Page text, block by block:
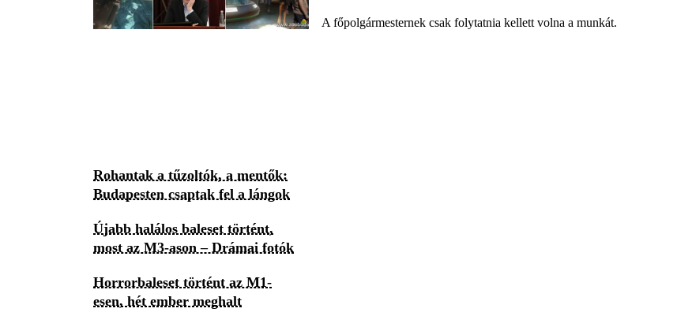
A főpolgármesternek csak folytatnia kellett volna a munkát.
Rohantak a tűzoltók, a mentők:
Budapesten csaptak fel a lángok
Újabb halálos baleset történt,
most az M3-ason – Drámai fotók
Horrorbaleset történt az M1-
esen, hét ember meghalt